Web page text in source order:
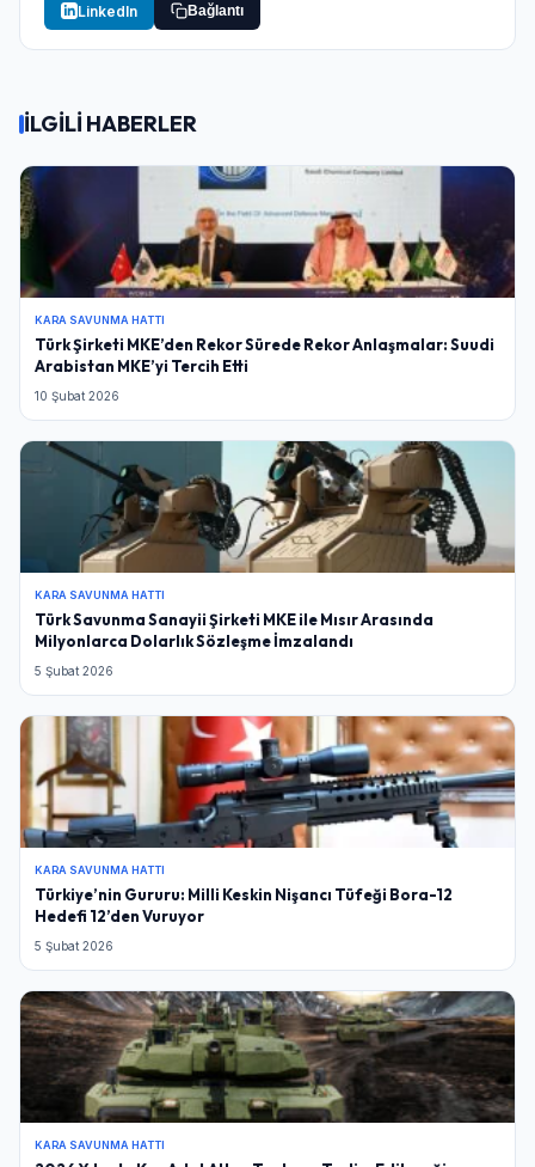
LinkedIn Bağlantı
İLGİLİ HABERLER
KARA SAVUNMA HATTI
Türk Şirketi MKE’den Rekor Sürede Rekor Anlaşmalar: Suudi
Arabistan MKE’yi Tercih Etti
10 Şubat 2026
KARA SAVUNMA HATTI
Türk Savunma Sanayii Şirketi MKE ile Mısır Arasında
Milyonlarca Dolarlık Sözleşme İmzalandı
5 Şubat 2026
KARA SAVUNMA HATTI
Türkiye’nin Gururu: Milli Keskin Nişancı Tüfeği Bora-12
Hedefi 12’den Vuruyor
5 Şubat 2026
KARA SAVUNMA HATTI